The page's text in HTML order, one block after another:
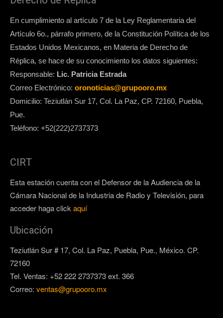
En cumplimiento al artículo 7 de la Ley Reglamentaria del
Artículo 6o., párrafo primero, de la Constitución Política de los
Estados Unidos Mexicanos, en Materia de Derecho de
Réplica, se hace de su conocimiento los datos siguientes:
Responsable: Lic. Patricia Estrada
Correo Electrónico: oronoticias@grupooro.mx
Domicilio: Teziutlán Sur 17, Col. La Paz, CP. 72160, Puebla,
Pue.
Teléfono: +52(222)2737373
CIRT
Esta estación cuenta con el Defensor de la Audiencia de la
Cámara Nacional de la Industria de Radio y Televisión, para
acceder haga click aquí
Ubicación
Teziutlán Sur # 17, Col. La Paz, Puebla, Pue., México. CP.
72160
Tel. Ventas: +52 222 2737373 ext. 366
Correo: ventas@grupooro.mx